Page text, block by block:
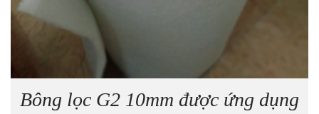
Bông lọc G2 10mm được ứng dụng